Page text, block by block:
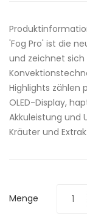
'Fog Pro' ist die
und zeichnet
Highlights zählen
OLED-Display,
Akkuleistung und
Kräuter und
Menge